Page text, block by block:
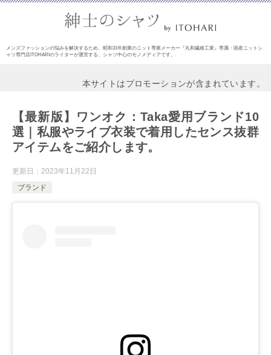
メンズファッションの悩みを解決するため、昭和31年創業のニット専業メーカー『丸和繊維工業』専属・国産ニットシ
ャツ専門店ITOHARIのライターが運営する、シャツ中心のモノメディアです。
本サイトはプロモーションが含まれています。
【最新版】ワンオク：Taka愛用ブランド10
選｜私服やライブ衣装で着用したセンス抜群
アイテムをご紹介します。
更新日： 2023年11月22日
ブランド